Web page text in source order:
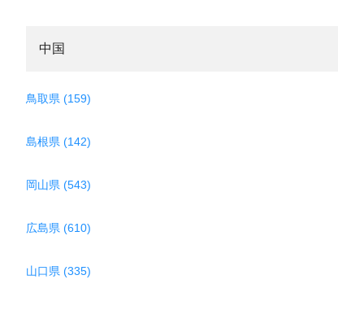
中国
鳥取県 (159)
島根県 (142)
岡山県 (543)
広島県 (610)
山口県 (335)